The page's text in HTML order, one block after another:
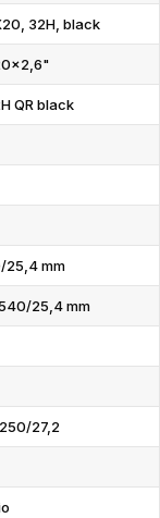
32H, black
QR black
25,4 mm
25,4 mm
27,2